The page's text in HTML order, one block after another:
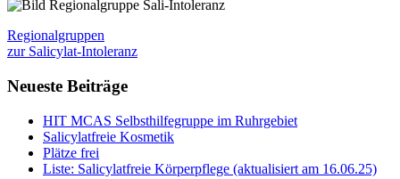
Regionalgruppen
zur Salicylat-Intoleranz
Neueste Beiträge
HIT MCAS Selbsthilfegruppe im Ruhrgebiet
Salicylatfreie Kosmetik
Plätze frei
Liste: Salicylatfreie Körperpflege (aktualisiert am 16.06.25)